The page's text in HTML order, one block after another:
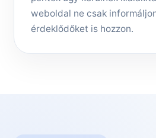
weboldal ne csak
érdeklődőket is hozzon.